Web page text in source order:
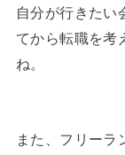
自分が行きたい
てから転職を考
ね。
また、フリーラ